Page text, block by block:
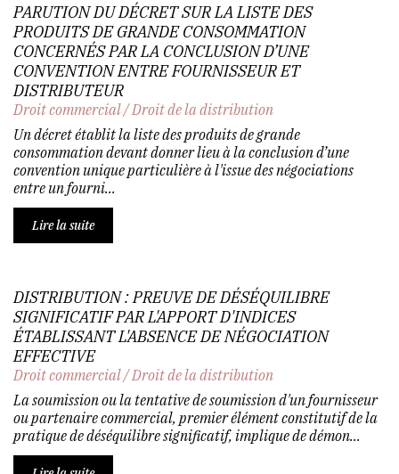
PARUTION DU DÉCRET SUR LA LISTE DES
PRODUITS DE GRANDE CONSOMMATION
CONCERNÉS PAR LA CONCLUSION D’UNE
CONVENTION ENTRE FOURNISSEUR ET
DISTRIBUTEUR
Droit commercial/Droit de la distribution
Un décret établit la liste des produits de grande
consommation devant donner lieu à la conclusion d’une
convention unique particulière à l'issue des négociations
entre un fourni...
Lire la suite
DISTRIBUTION : PREUVE DE DÉSÉQUILIBRE
SIGNIFICATIF PAR L'APPORT D'INDICES
ÉTABLISSANT L'ABSENCE DE NÉGOCIATION
EFFECTIVE
Droit commercial/Droit de la distribution
La soumission ou la tentative de soumission d'un fournisseur
ou partenaire commercial, premier élément constitutif de la
pratique de déséquilibre significatif, implique de démon...